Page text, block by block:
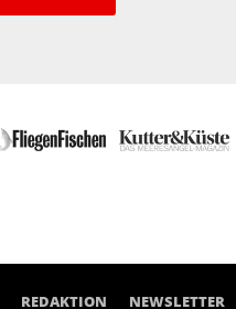
REDAKTION NEWSLETTER